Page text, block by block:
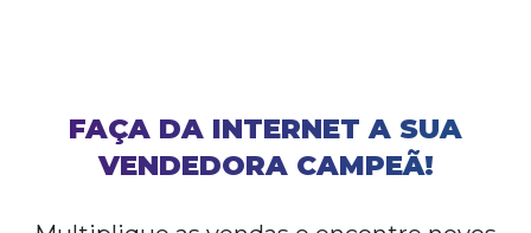
FAÇA DA INTERNET A SUA
VENDEDORA CAMPEÃ!